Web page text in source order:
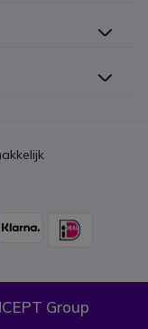
Group